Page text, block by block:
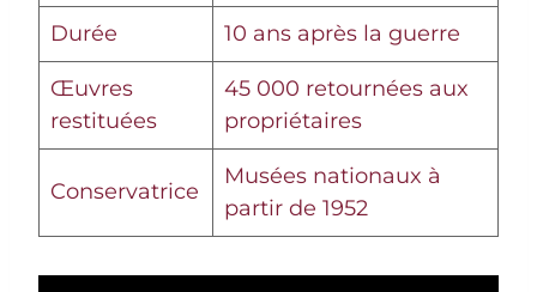
Durée 10 ans après la guerre
Œuvres
restituées
45 000 retournées aux
propriétaires
Conservatrice
Musées nationaux à
partir de 1952